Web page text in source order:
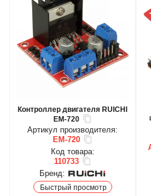
Контроллер двигателя RUICHI
EM-720
Артикул производителя:
EM-720
Код товара:
110733
Бренд:
Быстрый просмотр